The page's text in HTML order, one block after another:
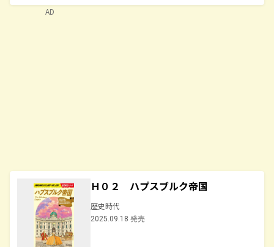
Ｈ０２ ハプスブルク帝国
歴史時代
2025.09.18 発売
AD